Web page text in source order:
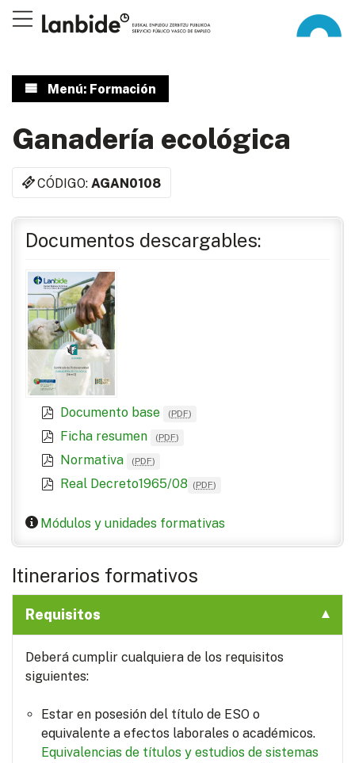
Menú: Formación
Ganadería ecológica
CÓDIGO:AGAN0108
Documentos descargables:
Documento base (PDF)
Ficha resumen (PDF)
Normativa (PDF)
Real Decreto1965/08 (PDF)
Módulos y unidades formativas
Itinerarios formativos
Requisitos
Deberá cumplir cualquiera de los requisitos
siguientes:
Estar en posesión del título de ESO o
equivalente a efectos laborales o académicos.
Equivalencias de títulos y estudios de sistemas